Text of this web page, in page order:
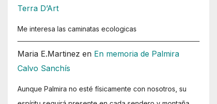
Terra D’Art
Me interesa las caminatas ecologicas
Maria E.Martinez en En memoria de Palmira
Calvo Sanchís
Aunque Palmira no esté físicamente con nosotros, su